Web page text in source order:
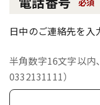
必須
日中のご連絡先を入
半角数字16文字以内
0332131111）